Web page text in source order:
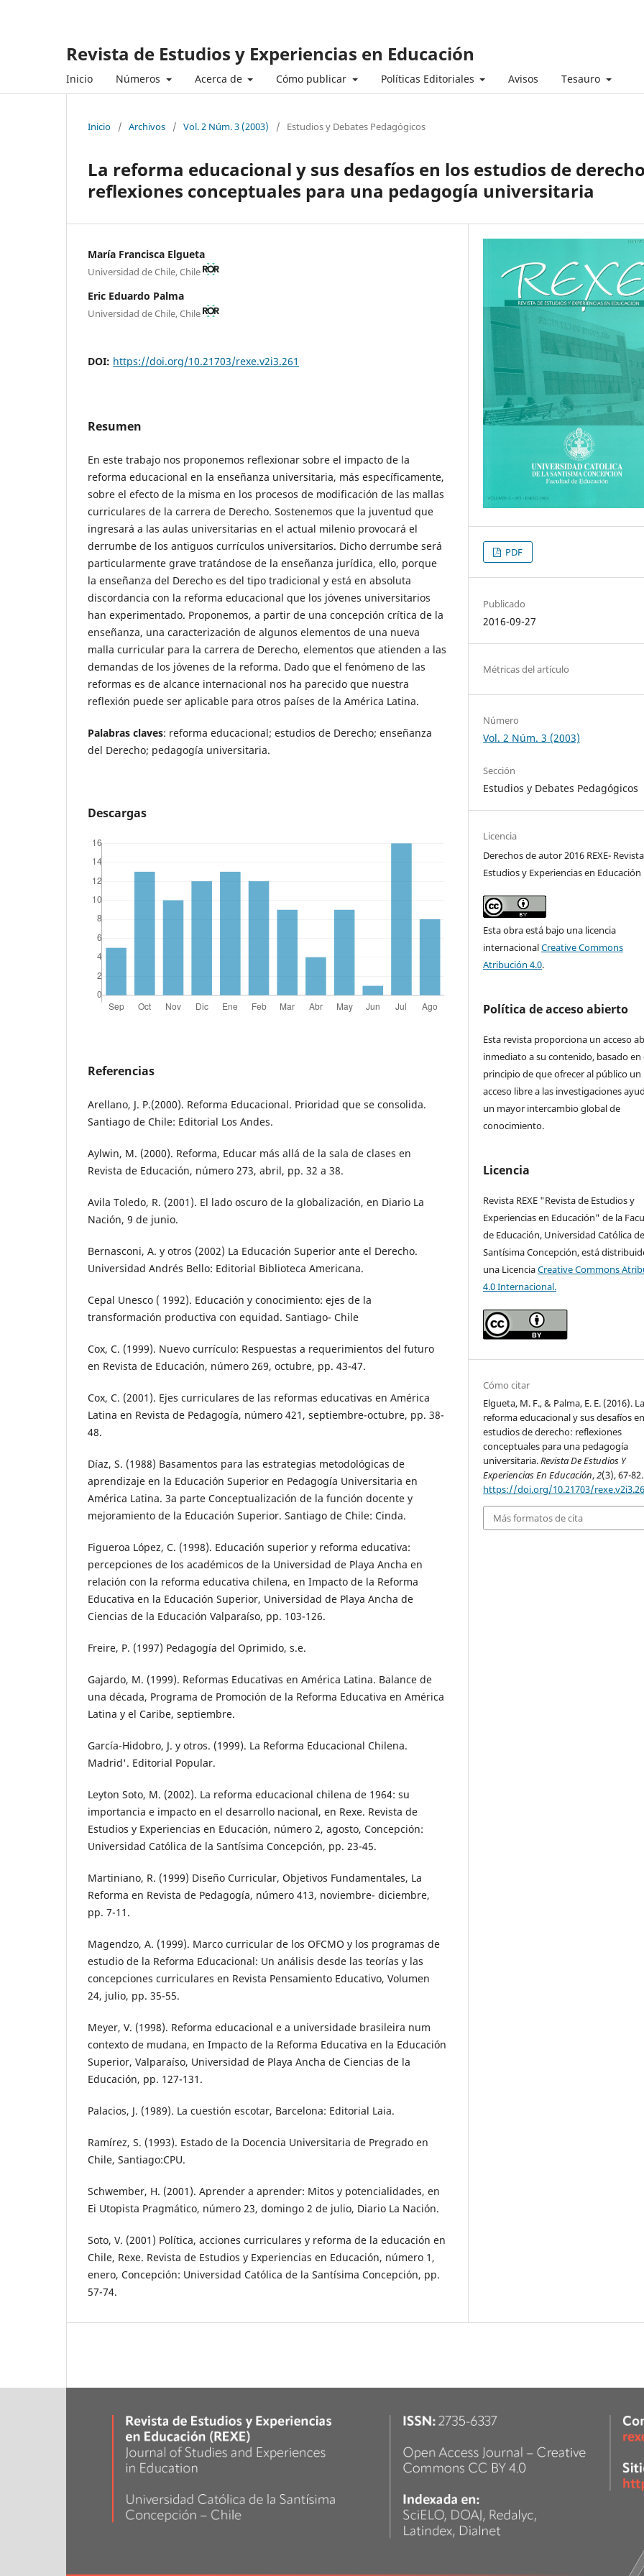
Revista de Estudios y Experiencias en Educación
Inicio Números Acerca de Cómo publicar Políticas Editoriales Avisos Tesauro
Inicio / Archivos / Vol. 2 Núm. 3 (2003) / Estudios y Debates Pedagógicos
La reforma educacional y sus desafíos en los estudios de
reflexiones conceptuales para una pedagogía universitaria
María Francisca Elgueta
Universidad de Chile, Chile
Eric Eduardo Palma
Universidad de Chile, Chile
DOI: https://doi.org/10.21703/rexe.v2i3.261
Resumen
En este trabajo nos proponemos reflexionar sobre el impacto de la
reforma educacional en la enseñanza universitaria, más específicamente,
sobre el efecto de la misma en los procesos de modificación de las mallas
curriculares de la carrera de Derecho. Sostenemos que la juventud que
ingresará a las aulas universitarias en el actual milenio provocará el
derrumbe de los antiguos currículos universitarios. Dicho derrumbe será
particularmente grave tratándose de la enseñanza jurídica, ello, porque
la enseñanza del Derecho es del tipo tradicional y está en absoluta
discordancia con la reforma educacional que los jóvenes universitarios
han experimentado. Proponemos, a partir de una concepción crítica de la
enseñanza, una caracterización de algunos elementos de una nueva
malla curricular para la carrera de Derecho, elementos que atienden a las
demandas de los jóvenes de la reforma. Dado que el fenómeno de las
reformas es de alcance internacional nos ha parecido que nuestra
reflexión puede ser aplicable para otros países de la América Latina.
Palabras claves: reforma educacional; estudios de Derecho; enseñanza
del Derecho; pedagogía universitaria.
Descargas
Referencias
Arellano, J. P.(2000). Reforma Educacional. Prioridad que se consolida.
Santiago de Chile: Editorial Los Andes.
Aylwin, M. (2000). Reforma, Educar más allá de la sala de clases en
Revista de Educación, número 273, abril, pp. 32 a 38.
Avila Toledo, R. (2001). El lado oscuro de la globalización, en Diario La
Nación, 9 de junio.
Bernasconi, A. y otros (2002) La Educación Superior ante el Derecho.
Universidad Andrés Bello: Editorial Biblioteca Americana.
Cepal Unesco ( 1992). Educación y conocimiento: ejes de la
transformación productiva con equidad. Santiago- Chile
Cox, C. (1999). Nuevo currículo: Respuestas a requerimientos del futuro
en Revista de Educación, número 269, octubre, pp. 43-47.
Cox, C. (2001). Ejes curriculares de las reformas educativas en América
Latina en Revista de Pedagogía, número 421, septiembre-octubre, pp. 38-
48.
Díaz, S. (1988) Basamentos para las estrategias metodológicas de
aprendizaje en la Educación Superior en Pedagogía Universitaria en
América Latina. 3a parte Conceptualización de la función docente y
mejoramiento de la Educación Superior. Santiago de Chile: Cinda.
Figueroa López, C. (1998). Educación superior y reforma educativa:
percepciones de los académicos de la Universidad de Playa Ancha en
relación con la reforma educativa chilena, en Impacto de la Reforma
Educativa en la Educación Superior, Universidad de Playa Ancha de
Ciencias de la Educación Valparaíso, pp. 103-126.
Freire, P. (1997) Pedagogía del Oprimido, s.e.
Gajardo, M. (1999). Reformas Educativas en América Latina. Balance de
una década, Programa de Promoción de la Reforma Educativa en América
Latina y el Caribe, septiembre.
García-Hidobro, J. y otros. (1999). La Reforma Educacional Chilena.
Madrid'. Editorial Popular.
Leyton Soto, M. (2002). La reforma educacional chilena de 1964: su
importancia e impacto en el desarrollo nacional, en Rexe. Revista de
Estudios y Experiencias en Educación, número 2, agosto, Concepción:
Universidad Católica de la Santísima Concepción, pp. 23-45.
Martiniano, R. (1999) Diseño Curricular, Objetivos Fundamentales, La
Reforma en Revista de Pedagogía, número 413, noviembre- diciembre,
pp. 7-11.
Magendzo, A. (1999). Marco curricular de los OFCMO y los programas de
estudio de la Reforma Educacional: Un análisis desde las teorías y las
concepciones curriculares en Revista Pensamiento Educativo, Volumen
24, julio, pp. 35-55.
Meyer, V. (1998). Reforma educacional e a universidade brasileira num
contexto de mudana, en Impacto de la Reforma Educativa en la Educación
Superior, Valparaíso, Universidad de Playa Ancha de Ciencias de la
Educación, pp. 127-131.
Palacios, J. (1989). La cuestión escotar, Barcelona: Editorial Laia.
Ramírez, S. (1993). Estado de la Docencia Universitaria de Pregrado en
Chile, Santiago:CPU.
Schwember, H. (2001). Aprender a aprender: Mitos y potencialidades, en
Ei Utopista Pragmático, número 23, domingo 2 de julio, Diario La Nación.
Soto, V. (2001) Política, acciones curriculares y reforma de la educación en
Chile, Rexe. Revista de Estudios y Experiencias en Educación, número 1,
enero, Concepción: Universidad Católica de la Santísima Concepción, pp.
57-74.
PDF
Publicado
2016-09-27
Métricas del artículo
Número
Vol. 2 Núm. 3 (2003)
Sección
Estudios y Debates Pedagógicos
Licencia
Derechos de autor 2016 REXE-
Estudios y Experiencias en Educación
Esta obra está bajo una licencia
internacionalCreative Commons
Atribución 4.0.
Política de acceso abierto
Esta revista proporciona un acceso
inmediato a su contenido, basado en
principio de que ofrecer al público un
acceso libre a las investigaciones
un mayor intercambio global de
conocimiento.
Licencia
Revista REXE "Revista de Estudios y
Experiencias en Educación" de la
de Educación, Universidad Católica
Santísima Concepción, está
una LicenciaCreative Commons
4.0 Internacional.
Cómo citar
Elgueta, M. F., & Palma, E. E. (2016).
reforma educacional y sus desafíos
estudios de derecho: reflexiones
conceptuales para una pedagogía
universitaria.Revista De Estudios Y
Experiencias En Educación,2(3), 67-82.
https://doi.org/10.21703/
Más formatos de cita